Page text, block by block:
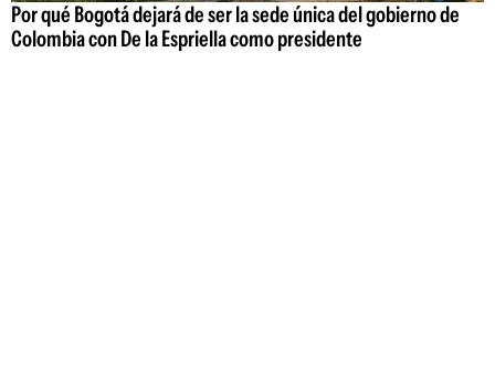
Por qué Bogotá dejará de ser la sede única del gobierno de
Colombia con De la Espriella como presidente